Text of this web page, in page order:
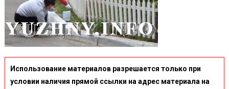
Использование материалов разрешается только при
условии наличия прямой ссылки на адрес материала на